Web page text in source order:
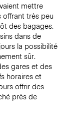
mettre
offrant très peu
des bagages.
dans de
la possibilité
sûr.
gares et des
horaires et
offrir des
près de